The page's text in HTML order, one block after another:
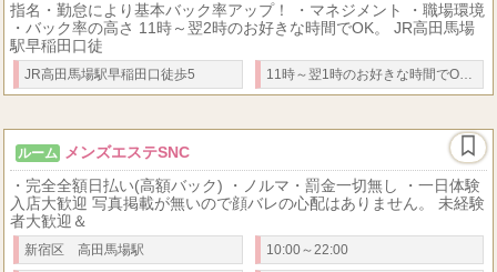
指名・勤怠により基本バック率アップ！ ・マネジメント ・職場環境
・バック率の高さ 11時～翌2時のお好きな時間でOK。 JR高田馬場
駅早稲田口徒
JR高田馬場駅早稲田口徒歩5 11時～翌1時のお好きな時間でOK。 ご希望のシフトをお伝え下さい。 週1～可能。
ルーム
メンズエステSNC
・完全全額日払い(高額バック) ・ノルマ・罰金一切無し ・一日体験
入店大歓迎 写真掲載が無いので顔バレの心配はありません。 未経験
者大歓迎＆
新宿区 高田馬場駅 10:00～22:00